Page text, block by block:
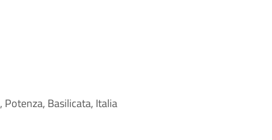
Potenza, Basilicata, Italia